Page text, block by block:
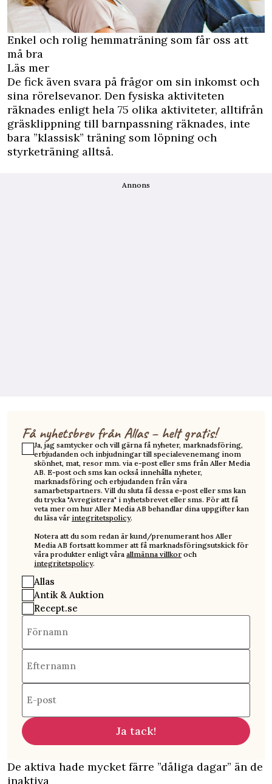
Enkel och rolig hemmaträning som får oss att
må bra
Läs mer
De fick även svara på frågor om sin inkomst och
sina rörelsevanor. Den fysiska aktiviteten
räknades enligt hela 75 olika aktiviteter, alltifrån
gräsklippning till barnpassning räknades, inte
bara ”klassisk” träning som löpning och
styrketräning alltså.
Annons
Få nyhetsbrev från Allas – helt gratis!
Ja, jag samtycker och vill gärna få nyheter, marknadsföring,
erbjudanden och inbjudningar till specialevenemang inom
skönhet, mat, resor mm. via e-post eller sms från Aller Media
AB. E-post och sms kan också innehålla nyheter,
marknadsföring och erbjudanden från våra
samarbetspartners. Vill du sluta få dessa e-post eller sms kan
du trycka "Avregistrera" i nyhetsbrevet eller sms. För att få
veta mer om hur Aller Media AB behandlar dina uppgifter kan
du läsa vår integritetspolicy.
Notera att du som redan är kund/prenumerant hos Aller
Media AB fortsatt kommer att få marknadsföringsutskick för
våra produkter enligt våra allmänna villkor och
integritetspolicy.
Allas
Antik & Auktion
Recept.se
Förnamn
Efternamn
E-post
Ja tack!
De aktiva hade mycket färre ”dåliga dagar” än de
inaktiva